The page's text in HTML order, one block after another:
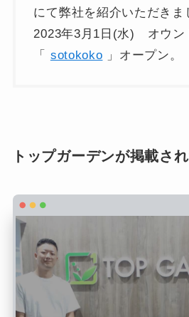
にて弊社を紹介いただきま
2023年3月1日(水) オウン
「 sotokoko 」オープン。
トップガーデンが掲載さ